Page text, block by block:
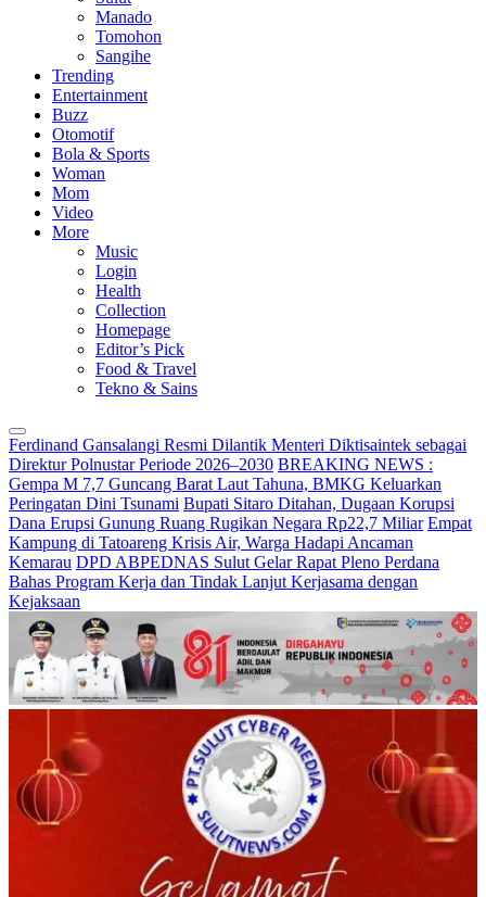
Manado
Tomohon
Sangihe
Trending
Entertainment
Buzz
Otomotif
Bola & Sports
Woman
Mom
Video
More
Music
Login
Health
Collection
Homepage
Editor’s Pick
Food & Travel
Tekno & Sains
Ferdinand Gansalangi Resmi Dilantik Menteri Diktisaintek sebagai
Direktur Polnustar Periode 2026–2030 BREAKING NEWS :
Gempa M 7,7 Guncang Barat Laut Tahuna, BMKG Keluarkan
Peringatan Dini Tsunami Bupati Sitaro Ditahan, Dugaan Korupsi
Dana Erupsi Gunung Ruang Rugikan Negara Rp22,7 Miliar Empat
Kampung di Tatoareng Krisis Air, Warga Hadapi Ancaman
Kemarau DPD ABPEDNAS Sulut Gelar Rapat Pleno Perdana
Bahas Program Kerja dan Tindak Lanjut Kerjasama dengan
Kejaksaan